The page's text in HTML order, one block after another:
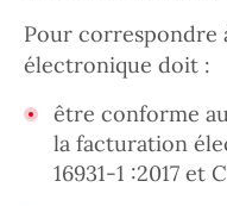
Pour correspondre
électronique doit :
être conforme
la facturation
16931-1 :2017 et